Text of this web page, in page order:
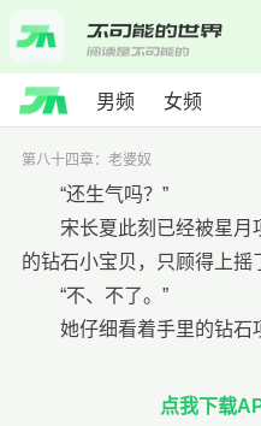
男频 女频
第八十四章：老婆奴
“还生气吗？”
宋长夏此刻已经被星月
的钻石小宝贝，只顾得上摇
“不、不了。”
她仔细看着手里的钻石
点我下载